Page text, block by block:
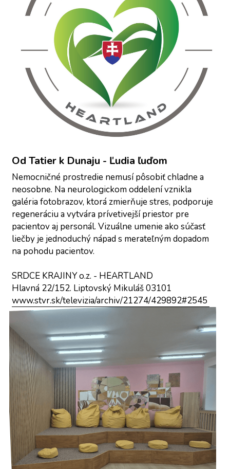
Od Tatier k Dunaju - Ľudia ľuďom
Nemocničné prostredie nemusí pôsobiť chladne a
neosobne. Na neurologickom oddelení vznikla
galéria fotobrazov, ktorá zmierňuje stres, podporuje
regeneráciu a vytvára prívetivejší priestor pre
pacientov aj personál. Vizuálne umenie ako súčasť
liečby je jednoduchý nápad s merateľným dopadom
na pohodu pacientov.
SRDCE KRAJINY o.z. - HEARTLAND
Hlavná 22/152. Liptovský Mikuláš 03101
www.stvr.sk/televizia/archiv/21274/429892#2545